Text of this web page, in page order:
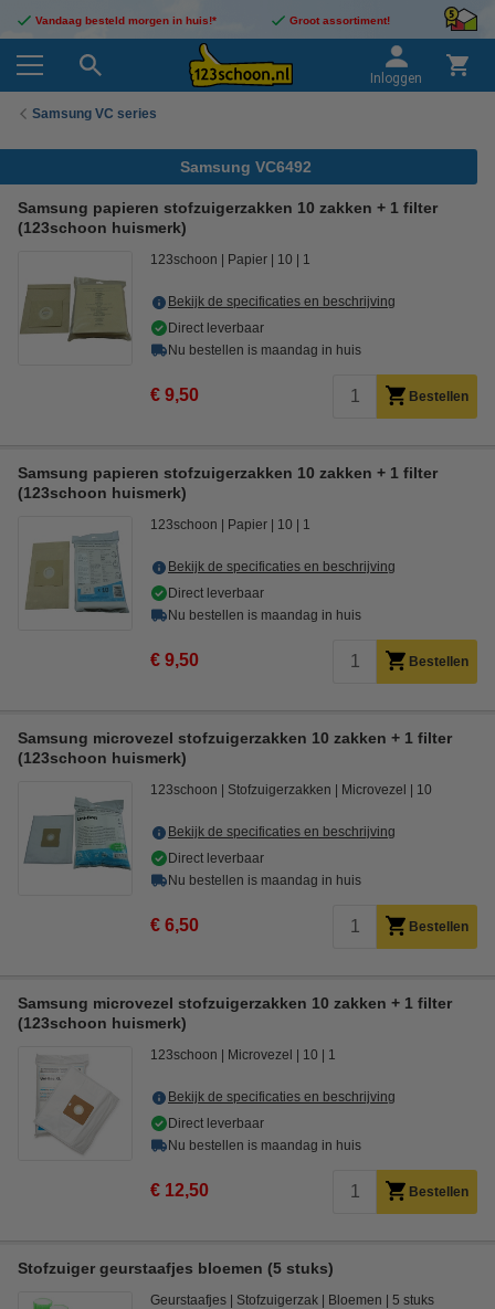
Vandaag besteld morgen in huis!* Groot assortiment!
Inloggen
Samsung VC series
Samsung VC6492
Samsung papieren stofzuigerzakken 10 zakken + 1 filter
(123schoon huismerk)
123schoon Papier 10 1
Bekijk de specificaties en beschrijving
Direct leverbaar
Nu bestellen is maandag in huis
€ 9,50 Bestellen
Samsung papieren stofzuigerzakken 10 zakken + 1 filter
(123schoon huismerk)
123schoon Papier 10 1
Bekijk de specificaties en beschrijving
Direct leverbaar
Nu bestellen is maandag in huis
€ 9,50 Bestellen
Samsung microvezel stofzuigerzakken 10 zakken + 1 filter
(123schoon huismerk)
123schoon Stofzuigerzakken Microvezel 10
Bekijk de specificaties en beschrijving
Direct leverbaar
Nu bestellen is maandag in huis
€ 6,50 Bestellen
Samsung microvezel stofzuigerzakken 10 zakken + 1 filter
(123schoon huismerk)
123schoon Microvezel 10 1
Bekijk de specificaties en beschrijving
Direct leverbaar
Nu bestellen is maandag in huis
€ 12,50 Bestellen
Stofzuiger geurstaafjes bloemen (5 stuks)
Geurstaafjes Stofzuigerzak Bloemen 5 stuks